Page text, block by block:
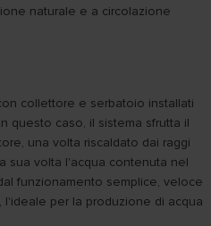
naturale e a circolazione
collettore e serbatoio installati
questo caso, il sistema sfrutta il
una volta riscaldato dai raggi
sua volta l'acqua contenuta nel
funzionamento semplice, veloce
per la produzione di acqua